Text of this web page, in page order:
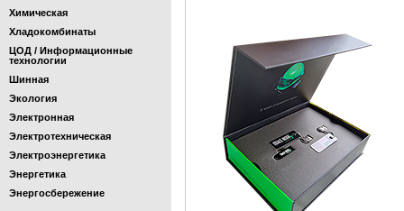
Химическая
Хладокомбинаты
ЦОД / Информационные
технологии
Шинная
Экология
Электронная
Электротехническая
Электроэнергетика
Энергетика
Энергосбережение